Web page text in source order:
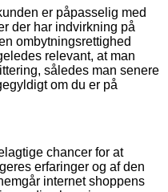
er påpasselig med
der har indvirkning på
ombytningsrettighed
relevant, at man
således man senere
om du er på
chancer for at
erfaringer og af den
internet shoppens